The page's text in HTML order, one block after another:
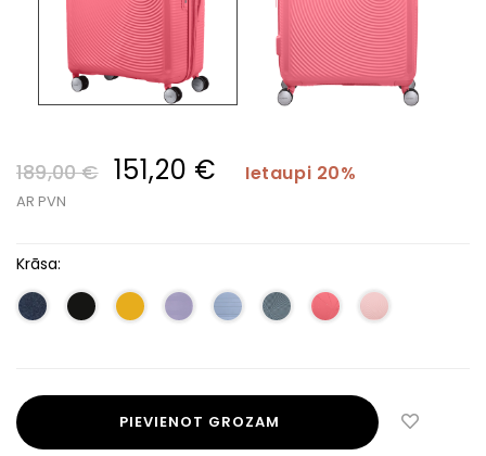
189,00 € 151,20 € Ietaupi 20%
AR PVN
Krāsa:
PIEVIENOT GROZAM